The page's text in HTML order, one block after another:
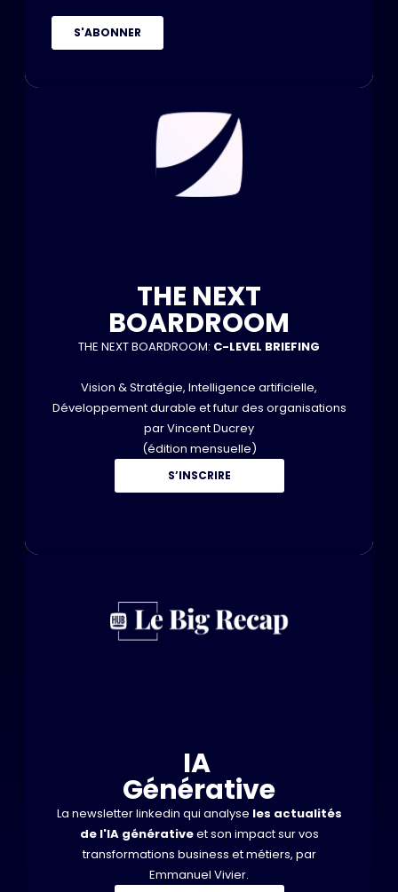
THE NEXT
BOARDROOM
THE NEXT BOARDROOM: C-LEVEL BRIEFING
Vision & Stratégie, Intelligence artificielle,
Développement durable et futur des organisations
par Vincent Ducrey
(édition mensuelle)
S’INSCRIRE
IA
Générative
La newsletter linkedin qui analyse les actualités
de l'IA générativeet son impact sur vos
transformations business et métiers, par
Emmanuel Vivier.